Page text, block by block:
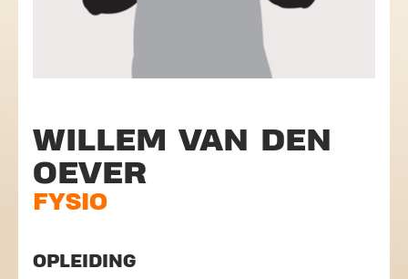
WILLEM VAN DEN
OEVER
FYSIO
OPLEIDING